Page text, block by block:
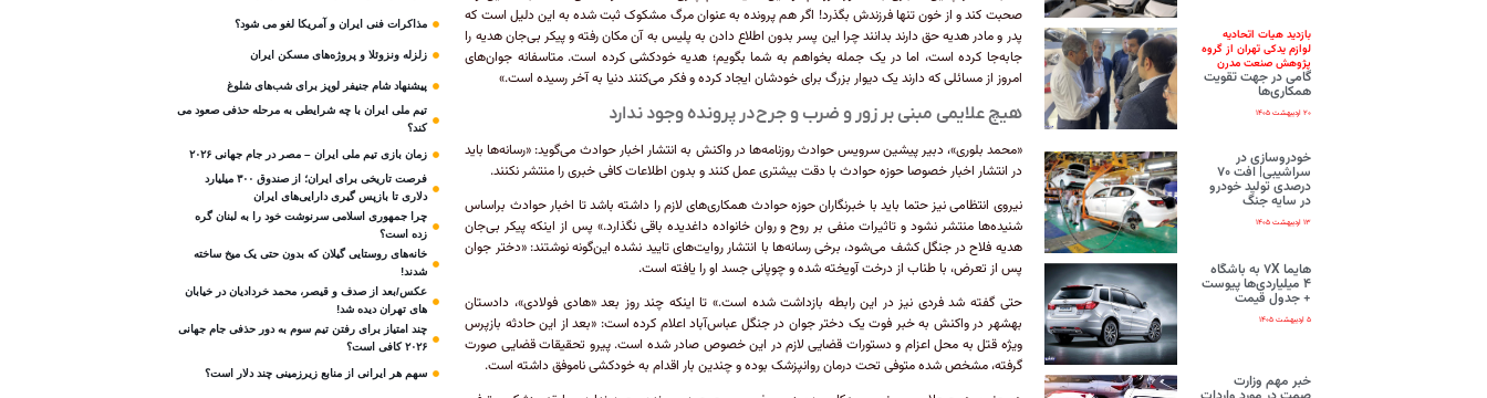
بازدید هیات اتحادیه
لوازم یدکی تهران از گروه
پژوهش صنعت مدرن
گامی در جهت تقویت
همکاری‌ها
۲۰ اردیبهشت ۱۴۰۵
خودروسازی در
سراشیبی| افت ۷۰
درصدی تولید خودرو
در سایه جنگ
۱۳ اردیبهشت ۱۴۰۵
هایما ۷X به باشگاه
۴ میلیاردی‌ها پیوست
+ جدول قیمت
۵ اردیبهشت ۱۴۰۵
خبر مهم وزارت
صحبت کند و از خون تنها فرزندش بگذرد! اگر هم پرونده به عنوان مرگ مشکوک ثبت شده به این دلیل است که
پدر و مادر هدیه حق دارند بدانند چرا این پسر بدون اطلاع دادن به پلیس به آن مکان رفته و پیکر بی‌جان هدیه را
جابه‌جا کرده است، اما در یک جمله بخواهم به شما بگویم؛ هدیه خودکشی کرده است. متاسفانه جوان‌های
امروز از مسائلی که دارند یک دیوار بزرگ برای خودشان ایجاد کرده و فکر می‌کنند دنیا به آخر رسیده است.»
هیچ علایمی مبنی بر زور و ضرب و جرح در پرونده وجود ندارد
«محمد بلوری»، دبیر پیشین سرویس حوادث روزنامه‌ها در واکنش به انتشار اخبار حوادث می‌گوید: «رسانه‌ها باید
در انتشار اخبار خصوصا حوزه حوادث با دقت بیشتری عمل کنند و بدون اطلاعات کافی خبری را منتشر نکنند.
نیروی انتظامی نیز حتما باید با خبرنگاران حوزه حوادث همکاری‌های لازم را داشته باشد تا اخبار حوادث براساس
شنیده‌ها منتشر نشود و تاثیرات منفی بر روح و روان خانواده داغدیده باقی نگذارد.» پس از اینکه پیکر بی‌جان
هدیه فلاح در جنگل کشف می‌شود، برخی رسانه‌ها با انتشار روایت‌های تایید نشده این‌گونه نوشتند: «دختر جوان
پس از تعرض، با طناب از درخت آویخته شده و چوپانی جسد او را یافته است.
حتی گفته شد فردی نیز در این رابطه بازداشت شده است.» تا اینکه چند روز بعد «هادی فولادی»، دادستان
بهشهر در واکنش به خبر فوت یک دختر جوان در جنگل عباس‌آباد اعلام کرده است: «بعد از این حادثه بازپرس
ویژه قتل به محل اعزام و دستورات قضایی لازم در این خصوص صادر شده است. پیرو تحقیقات قضایی صورت
گرفته، مشخص شده متوفی تحت درمان روانپزشک بوده و چندین بار اقدام به خودکشی ناموفق داشته است.
مذاکرات فنی ایران و آمریکا لغو می شود؟
زلزله ونزوئلا و پروژه‌های مسکن ایران
پیشنهاد شام جنیفر لوپز برای شب‌های شلوغ
تیم ملی ایران با چه شرایطی به مرحله حذفی صعود می
کند؟
زمان بازی تیم ملی ایران – مصر در جام جهانی ۲۰۲۶
فرصت تاریخی برای ایران؛ از صندوق ۳۰۰ میلیارد
دلاری تا بازپس گیری دارایی‌های ایران
چرا جمهوری اسلامی سرنوشت خود را به لبنان گره
زده است؟
خانه‌های روستایی گیلان که بدون حتی یک میخ ساخته
شدند!
عکس/بعد از صدف و قیصر، محمد خردادیان در خیابان
های تهران دیده شد!
چند امتیاز برای رفتن تیم سوم به دور حذفی جام جهانی
۲۰۲۶ کافی است؟
سهم هر ایرانی از منابع زیرزمینی چند دلار است؟